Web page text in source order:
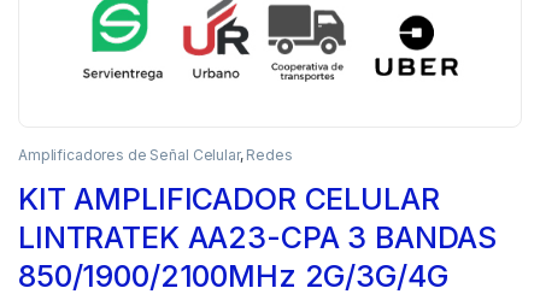
Amplificadores de Señal Celular, Redes
KIT AMPLIFICADOR CELULAR
LINTRATEK AA23-CPA 3 BANDAS
850/1900/2100MHz 2G/3G/4G